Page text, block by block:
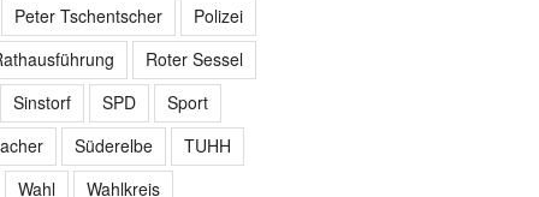
Peter Tschentscher
Polizei
Roter Sessel
Sinstorf
SPD
Sport
Süderelbe
TUHH
Wahl
Wahlkreis